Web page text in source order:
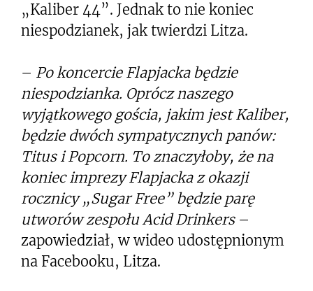
„Kaliber 44”. Jednak to nie koniec
niespodzianek, jak twierdzi Litza.
– Po koncercie Flapjacka będzie
niespodzianka. Oprócz naszego
wyjątkowego gościa, jakim jest Kaliber,
będzie dwóch sympatycznych panów:
Titus i Popcorn. To znaczyłoby, że na
koniec imprezy Flapjacka z okazji
rocznicy „Sugar Free” będzie parę
utworów zespołu Acid Drinkers–
zapowiedział, w wideo udostępnionym
na Facebooku, Litza.